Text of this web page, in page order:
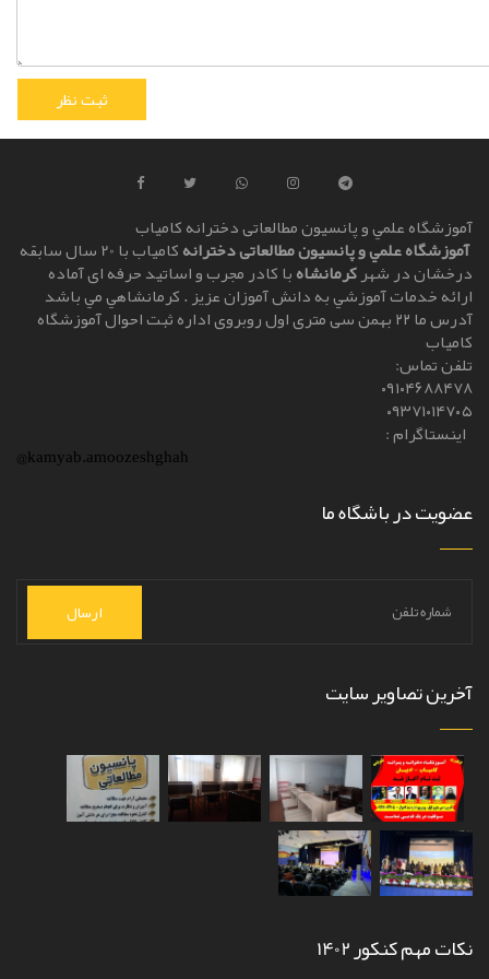
آموزشگاه علمي و پانسیون مطالعاتی دخترانه کامياب
آموزشگاه علمي و پانسیون مطالعاتی دخترانه کامياب با 20 سال سابقه
درخشان در شهرکرمانشاهبا کادر مجرب و اساتيد حرفه ای آماده
ارائه خدمات آموزشي به دانش آموزان عزيز . کرمانشاهي مي باشد
آدرس ما ۲۲ بهمن سی متری اول روبروی اداره ثبت احوال آموزشگاه
کامیاب
تلفن تماس:
۰۹۱۰۴۶۸۸۴۷۸
۰۹۳۷۱۰۱۴۷۰۵
اینستاگرام :
@kamyab.amoozeshghah
عضویت در باشگاه ما
ارسال
آخرین تصاویر سایت
نکات مهم کنکور 1402